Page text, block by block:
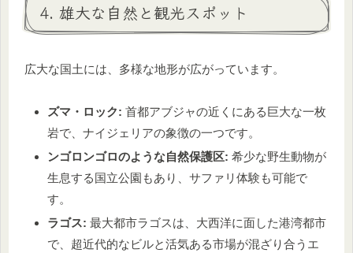
4. 雄大な自然と観光スポット
広大な国土には、多様な地形が広がっています。
ズマ・ロック: 首都アブジャの近くにある巨大な一枚
岩で、ナイジェリアの象徴の一つです。
ンゴロンゴロのような自然保護区: 希少な野生動物が
生息する国立公園もあり、サファリ体験も可能で
す。
ラゴス: 最大都市ラゴスは、大西洋に面した港湾都市
で、超近代的なビルと活気ある市場が混ざり合うエ